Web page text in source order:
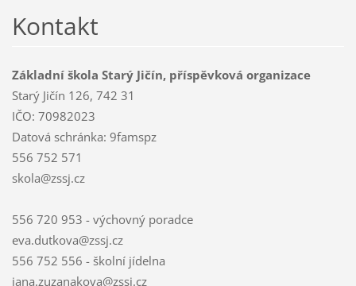
Kontakt
Základní škola Starý Jičín, příspěvková organizace
Starý Jičín 126, 742 31
IČO: 70982023
Datová schránka: 9famspz
556 752 571
skola@zssj.cz
556 720 953 - výchovný poradce
eva.dutkova@zssj.cz
556 752 556 - školní jídelna
jana.zuzanakova@zssj.cz